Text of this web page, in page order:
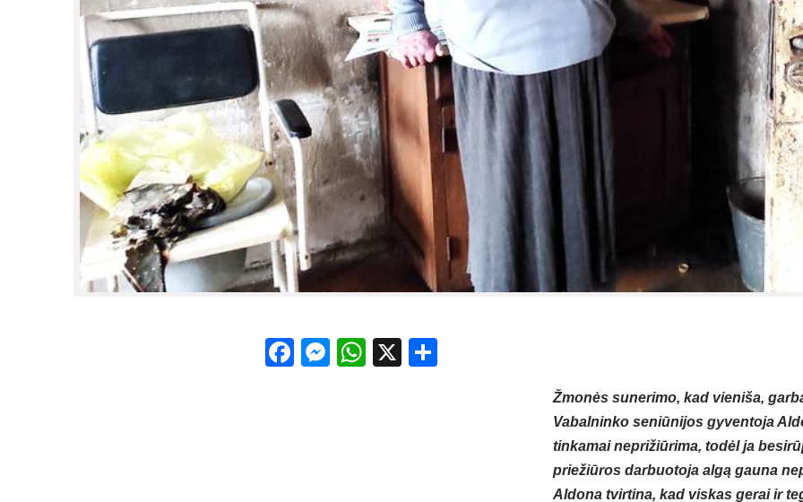
Facebook
Messenger
WhatsApp
X
Žmonės sunerimo, kad vieniša,
Vabalninko seniūnijos gyventoja
tinkamai neprižiūrima, todėl ja
priežiūros darbuotoja algą gauna
Aldona tvirtina, kad viskas gerai ir